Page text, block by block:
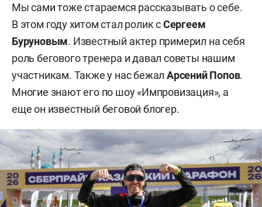
Мы сами тоже стараемся рассказывать о себе.
В этом году хитом стал ролик сСергеем
Буруновым. Известный актер примерил на себя
роль бегового тренера и давал советы нашим
участникам. Также у нас бежалАрсений Попов.
Многие знают его по шоу «Импровизация», а
еще он известный беговой блогер.